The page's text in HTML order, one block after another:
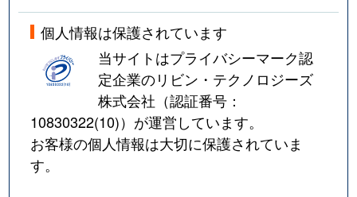
個人情報は保護されています
当サイトはプライバシーマーク認
定企業のリビン・テクノロジーズ
株式会社（認証番号：
10830322(10)）が運営しています。
お客様の個人情報は大切に保護されていま
す。